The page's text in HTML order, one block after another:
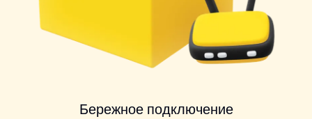
Бережное подключение